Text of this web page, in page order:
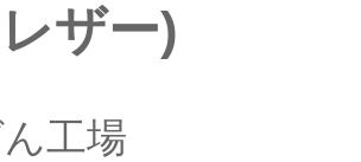
ザー)
工場